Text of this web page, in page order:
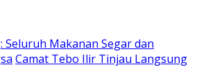
Seluruh Makanan Segar dan
Camat Tebo Ilir Tinjau Langsung